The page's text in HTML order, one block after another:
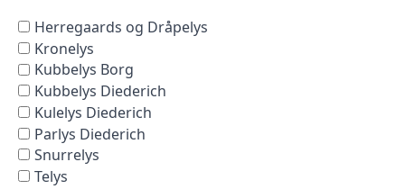
Herregaards og Dråpelys
Kronelys
Kubbelys Borg
Kubbelys Diederich
Kulelys Diederich
Parlys Diederich
Snurrelys
Telys